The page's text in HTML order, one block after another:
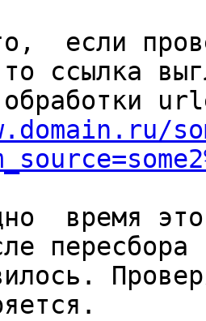
если
ссылка
время
пересбора